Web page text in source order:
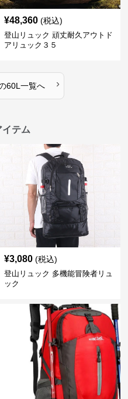
¥48,360 (税込)
登山リュック 頑丈耐久アウトド
アリュック３５
60L 一覧へ ›
テム
¥3,080 (税込)
登山リュック 多機能冒険者リュ
ック